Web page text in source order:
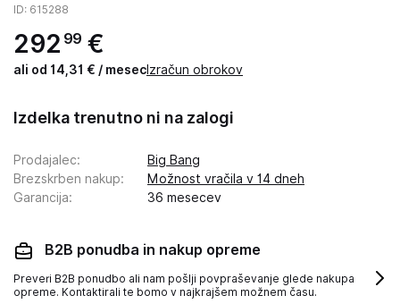
ID: 615288
292 99 €
ali od 14,31 € / mesec Izračun obrokov
Izdelka trenutno ni na zalogi
Prodajalec:
Big Bang
Brezskrben nakup:
Možnost vračila v 14 dneh
Garancija: 36 mesecev
B2B ponudba in nakup opreme
Preveri B2B ponudbo ali nam pošlji povpraševanje glede nakupa
opreme. Kontaktirali te bomo v najkrajšem možnem času.